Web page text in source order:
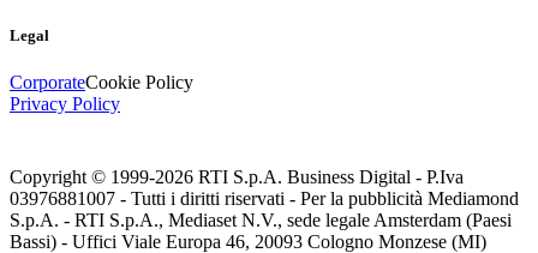
Legal
CorporateCookie Policy
Privacy Policy
Copyright © 1999-2026 RTI S.p.A. Business Digital - P.Iva
03976881007 - Tutti i diritti riservati - Per la pubblicità Mediamond
S.p.A. - RTI S.p.A., Mediaset N.V., sede legale Amsterdam (Paesi
Bassi) - Uffici Viale Europa 46, 20093 Cologno Monzese (MI)